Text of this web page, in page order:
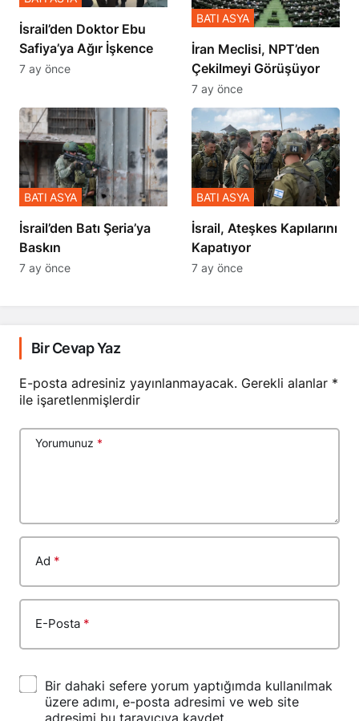
İsrail’den Doktor Ebu
Safiya’ya Ağır İşkence
7 ay önce
İran Meclisi, NPT’den
Çekilmeyi Görüşüyor
BATI ASYA
7 ay önce
​​​​​​​İsrail’den Batı Şeria’ya
Baskın
BATI ASYA
7 ay önce
İsrail, Ateşkes Kapılarını
Kapatıyor
BATI ASYA
7 ay önce
Bir Cevap Yaz
E-posta adresiniz yayınlanmayacak. Gerekli alanlar *
ile işaretlenmişlerdir
Yorumunuz *
Ad *
E-Posta *
Bir dahaki sefere yorum yaptığımda kullanılmak
üzere adımı, e-posta adresimi ve web site
adresimi bu tarayıcıya kaydet.